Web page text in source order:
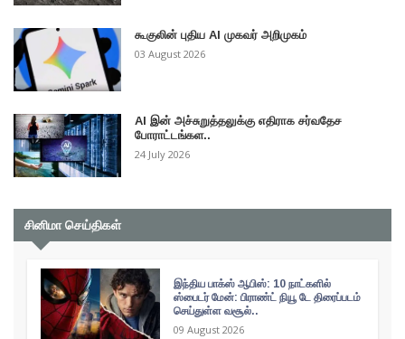
கூகுலின் புதிய AI முகவர் அறிமுகம்
03 August 2026
AI இன் அச்சுறுத்தலுக்கு எதிராக சர்வதேச
போராட்டங்கள..
24 July 2026
சினிமா செய்திகள்
இந்திய பாக்ஸ் ஆபிஸ்: 10 நாட்களில்
ஸ்பைடர் மேன்: பிராண்ட் நியூ டே திரைப்படம்
செய்துள்ள வசூல்..
09 August 2026